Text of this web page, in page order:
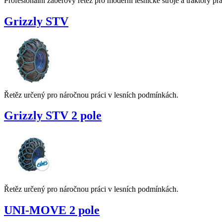
Grizzly STV
Řetěz určený pro náročnou práci v lesních podmínkách.
Grizzly STV 2 pole
Řetěz určený pro náročnou práci v lesních podmínkách.
UNI-MOVE 2 pole